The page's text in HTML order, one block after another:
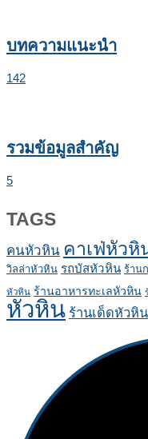
บทความแนะนำ
142
รวมข้อมูลสำคัญ
5
TAGS
คนหัวหิน คาเฟ่หัวหิ
วิลล่าหัวหิน รถบัสหัวหิน ร้าน
หัวหิน ร้านอาหารทะเลหัวหิน
หัวหิน ร้านเด็ดหัวหิน